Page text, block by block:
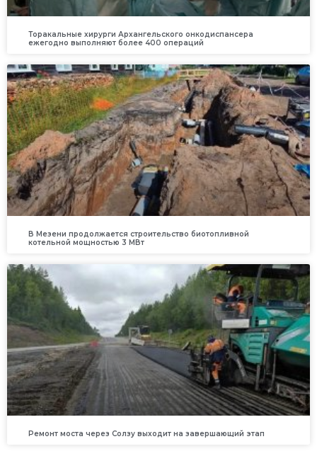
Торакальные хирурги Архангельского онкодиспансера
ежегодно выполняют более 400 операций
В Мезени продолжается строительство биотопливной
котельной мощностью 3 МВт
Ремонт моста через Солзу выходит на завершающий этап